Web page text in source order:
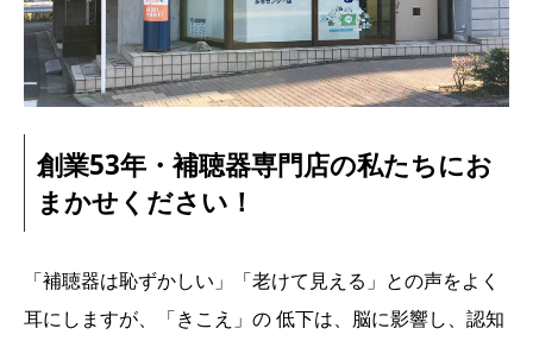
創業53年・補聴器専門店の私たちにお
まかせください！
「補聴器は恥ずかしい」「老けて見える」との声をよく
耳にしますが、「きこえ」の 低下は、脳に影響し、認知